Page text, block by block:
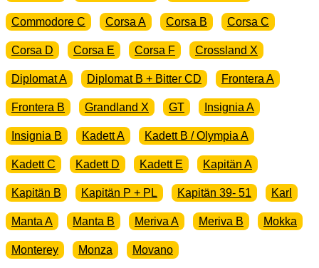
Commodore C Corsa A Corsa B Corsa C
Corsa D Corsa E Corsa F Crossland X
Diplomat A Diplomat B + Bitter CD Frontera A
Frontera B Grandland X GT Insignia A
Insignia B Kadett A Kadett B / Olympia A
Kadett C Kadett D Kadett E Kapitän A
Kapitän B Kapitän P + PL Kapitän 39- 51 Karl
Manta A Manta B Meriva A Meriva B Mokka
Monterey Monza Movano